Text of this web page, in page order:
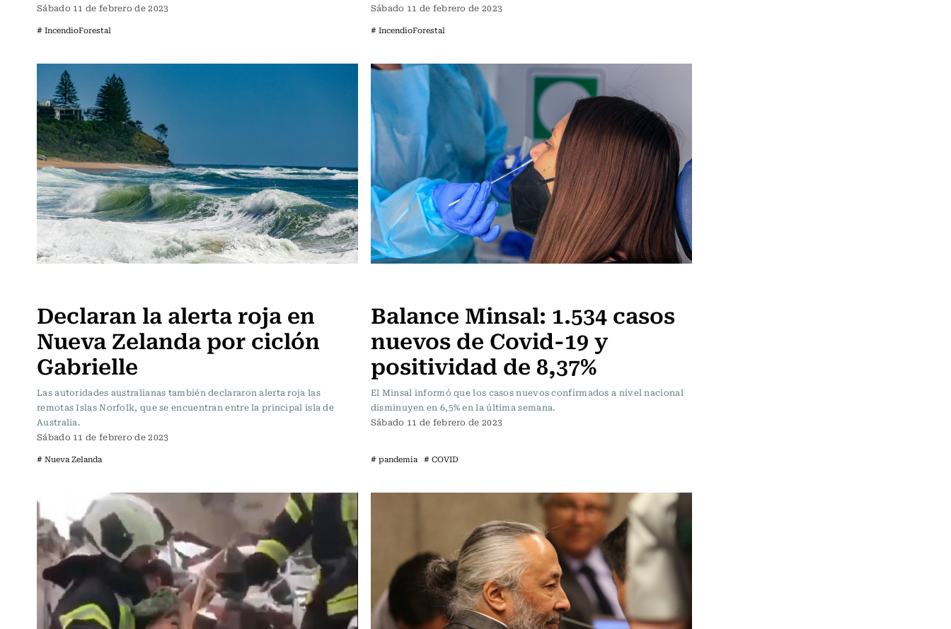
Sábado 11 de febrero de 2023
# IncendioForestal
Sábado 11 de febrero de 2023
# IncendioForestal
Declaran la alerta roja en
Nueva Zelanda por ciclón
Gabrielle
Las autoridades australianas también declararon alerta roja las
remotas Islas Norfolk, que se encuentran entre la principal isla de
Australia.
Sábado 11 de febrero de 2023
# Nueva Zelanda
Balance Minsal: 1.534 casos
nuevos de Covid-19 y
positividad de 8,37%
El Minsal informó que los casos nuevos confirmados a nivel nacional
disminuyen en 6,5% en la última semana.
Sábado 11 de febrero de 2023
# pandemia # COVID